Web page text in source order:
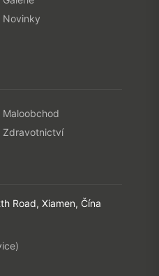
Novinky
Maloobchod
Zdravotnictví
Road, Xiamen, Čína